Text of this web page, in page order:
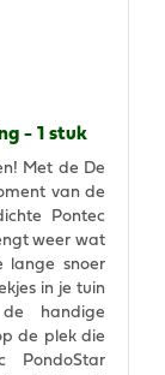
- 1 stuk
Met de De
van de
Pontec
weer wat
lange snoer
in je tuin
handige
de plek die
PondoStar